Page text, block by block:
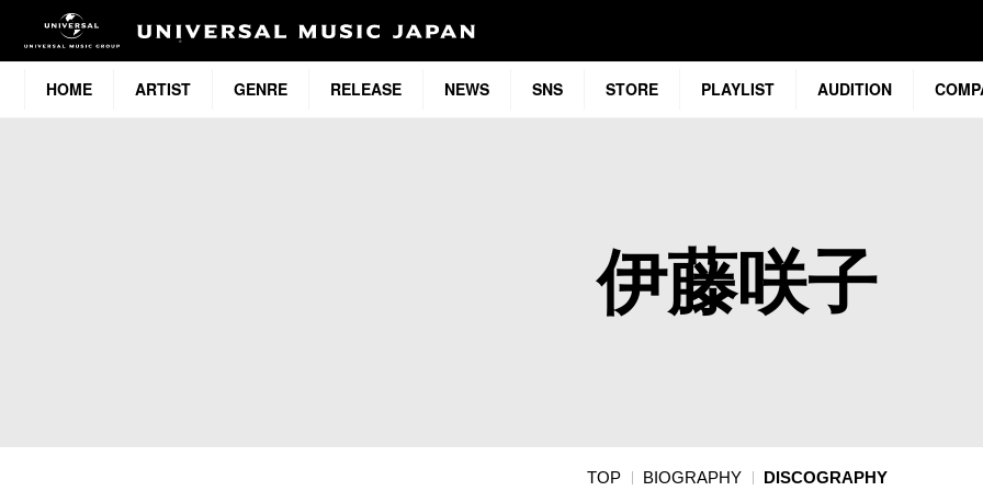
HOME ARTIST GENRE RELEASE NEWS SNS STORE PLAYLIST AUDITION
伊藤咲子
TOP BIOGRAPHY DISCOGRAPHY